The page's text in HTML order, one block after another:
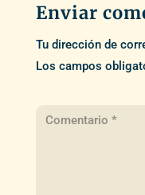
Enviar
Tu dirección de
Los campos